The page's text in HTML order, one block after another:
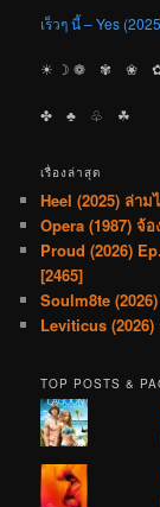
เร็วๆ นี้ – Yes
☀︎ ☽ ❁ ✾ ❀
✤ ♣︎ ♧ ☘︎
เรื่องล่าสุด
Heel (2025) ล่าม
Opera (1987) จ้อ
Proud (2026)
[2465]
Soulm8te
Leviticus (2026)
TOP POSTS &